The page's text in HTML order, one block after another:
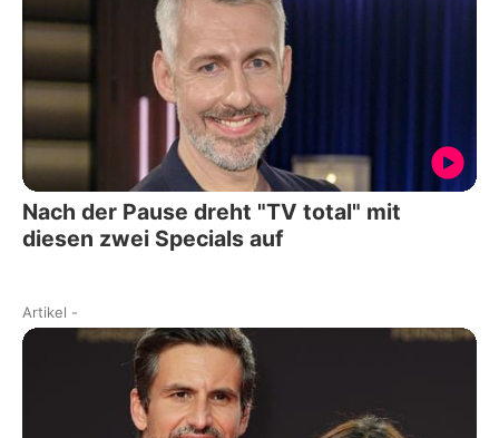
Nach der Pause dreht "TV total" mit
diesen zwei Specials auf
Artikel -